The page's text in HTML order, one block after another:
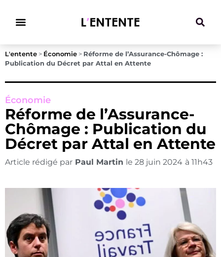
L'entente > Économie > Réforme de l’Assurance-Chômage :
Publication du Décret par Attal en Attente
Économie
Réforme de l’Assurance-
Chômage : Publication du
Décret par Attal en Attente
Article rédigé par Paul Martin le 28 juin 2024 à 11h43